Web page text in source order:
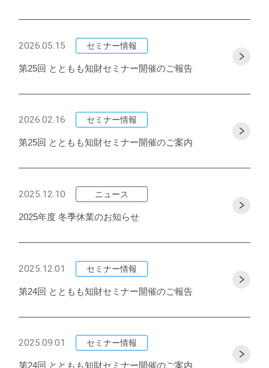
2026.05.15 セミナー情報
第25回 とともも知財セミナー開催のご報告
2026.02.16 セミナー情報
第25回 とともも知財セミナー開催のご案内
2025.12.10 ニュース
2025年度 冬季休業のお知らせ
2025.12.01 セミナー情報
第24回 とともも知財セミナー開催のご報告
2025.09.01 セミナー情報
第24回 とともも知財セミナー開催のご案内